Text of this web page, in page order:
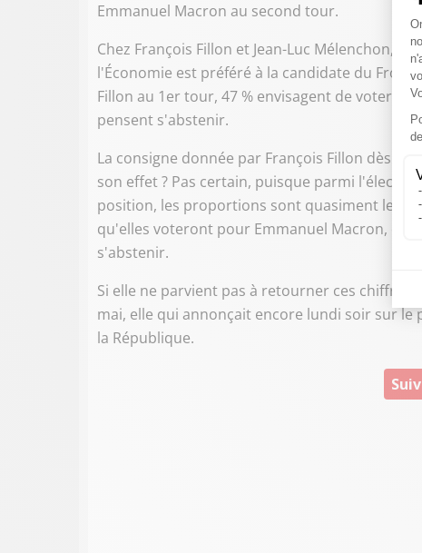
Emmanuel Macron au second tour.
Chez François Fillon et Jean-Luc Mélenchon,
l'Économie est préféré à la candidate du Front
Fillon au 1er tour, 47 % envisagent de voter
pensent s'abstenir.
La consigne donnée par François Fillon dès
son effet ? Pas certain, puisque parmi
position, les proportions sont quasiment les
qu'elles voteront pour Emmanuel Macron,
s'abstenir.
Si elle ne parvient pas à retourner ces
mai, elle qui annonçait encore lundi soir sur le
la République.